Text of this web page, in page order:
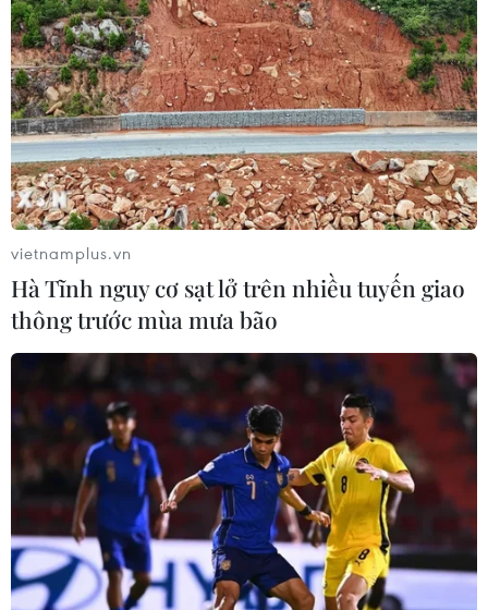
bị các tài xế xe tải phong tỏa
23/11/2023 14:45
Khoảng 1.000 xe tải đang xếp hàng dài chờ đi qua cửa
khẩu Korczowa, trong khi đó, tại cửa khẩu Dorohusk và
Hrebenne, số xe tải bị ùn ứ lần lượt là 750 và khoảng
620.
vietnamplus.vn
Hà Tĩnh nguy cơ sạt lở trên nhiều tuyến giao
thông trước mùa mưa bão